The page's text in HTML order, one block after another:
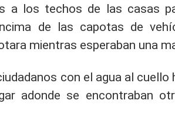
a los techos de las casas
de las capotas de
mientras esperaban una
con el agua al
adonde se encontraban